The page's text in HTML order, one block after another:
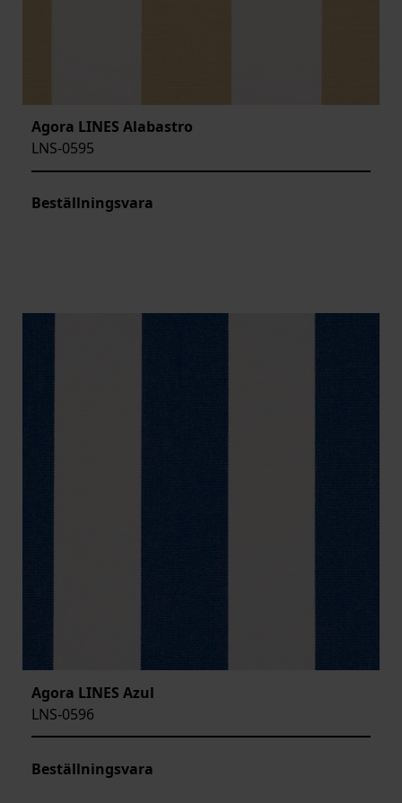
Agora LINES Alabastro
LNS-0595
Beställningsvara
Agora LINES Azul
LNS-0596
Beställningsvara